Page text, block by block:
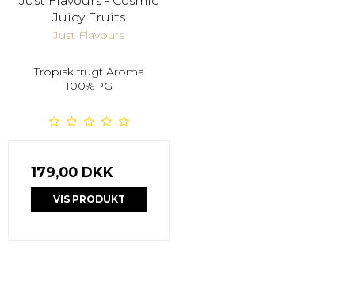
Juicy Fruits
Just Flavours
Tropisk frugt Aroma
100%PG
179,00 DKK
VIS PRODUKT